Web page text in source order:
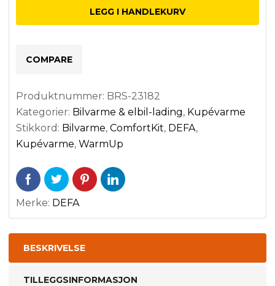
1400
LEGG I HANDLEKURV
COMPARE
Produktnummer: BRS-23182
Kategorier: Bilvarme & elbil-lading, Kupévarme
Stikkord: Bilvarme, ComfortKit, DEFA,
Kupévarme, WarmUp
Merke: DEFA
BESKRIVELSE
TILLEGGSINFORMASJON